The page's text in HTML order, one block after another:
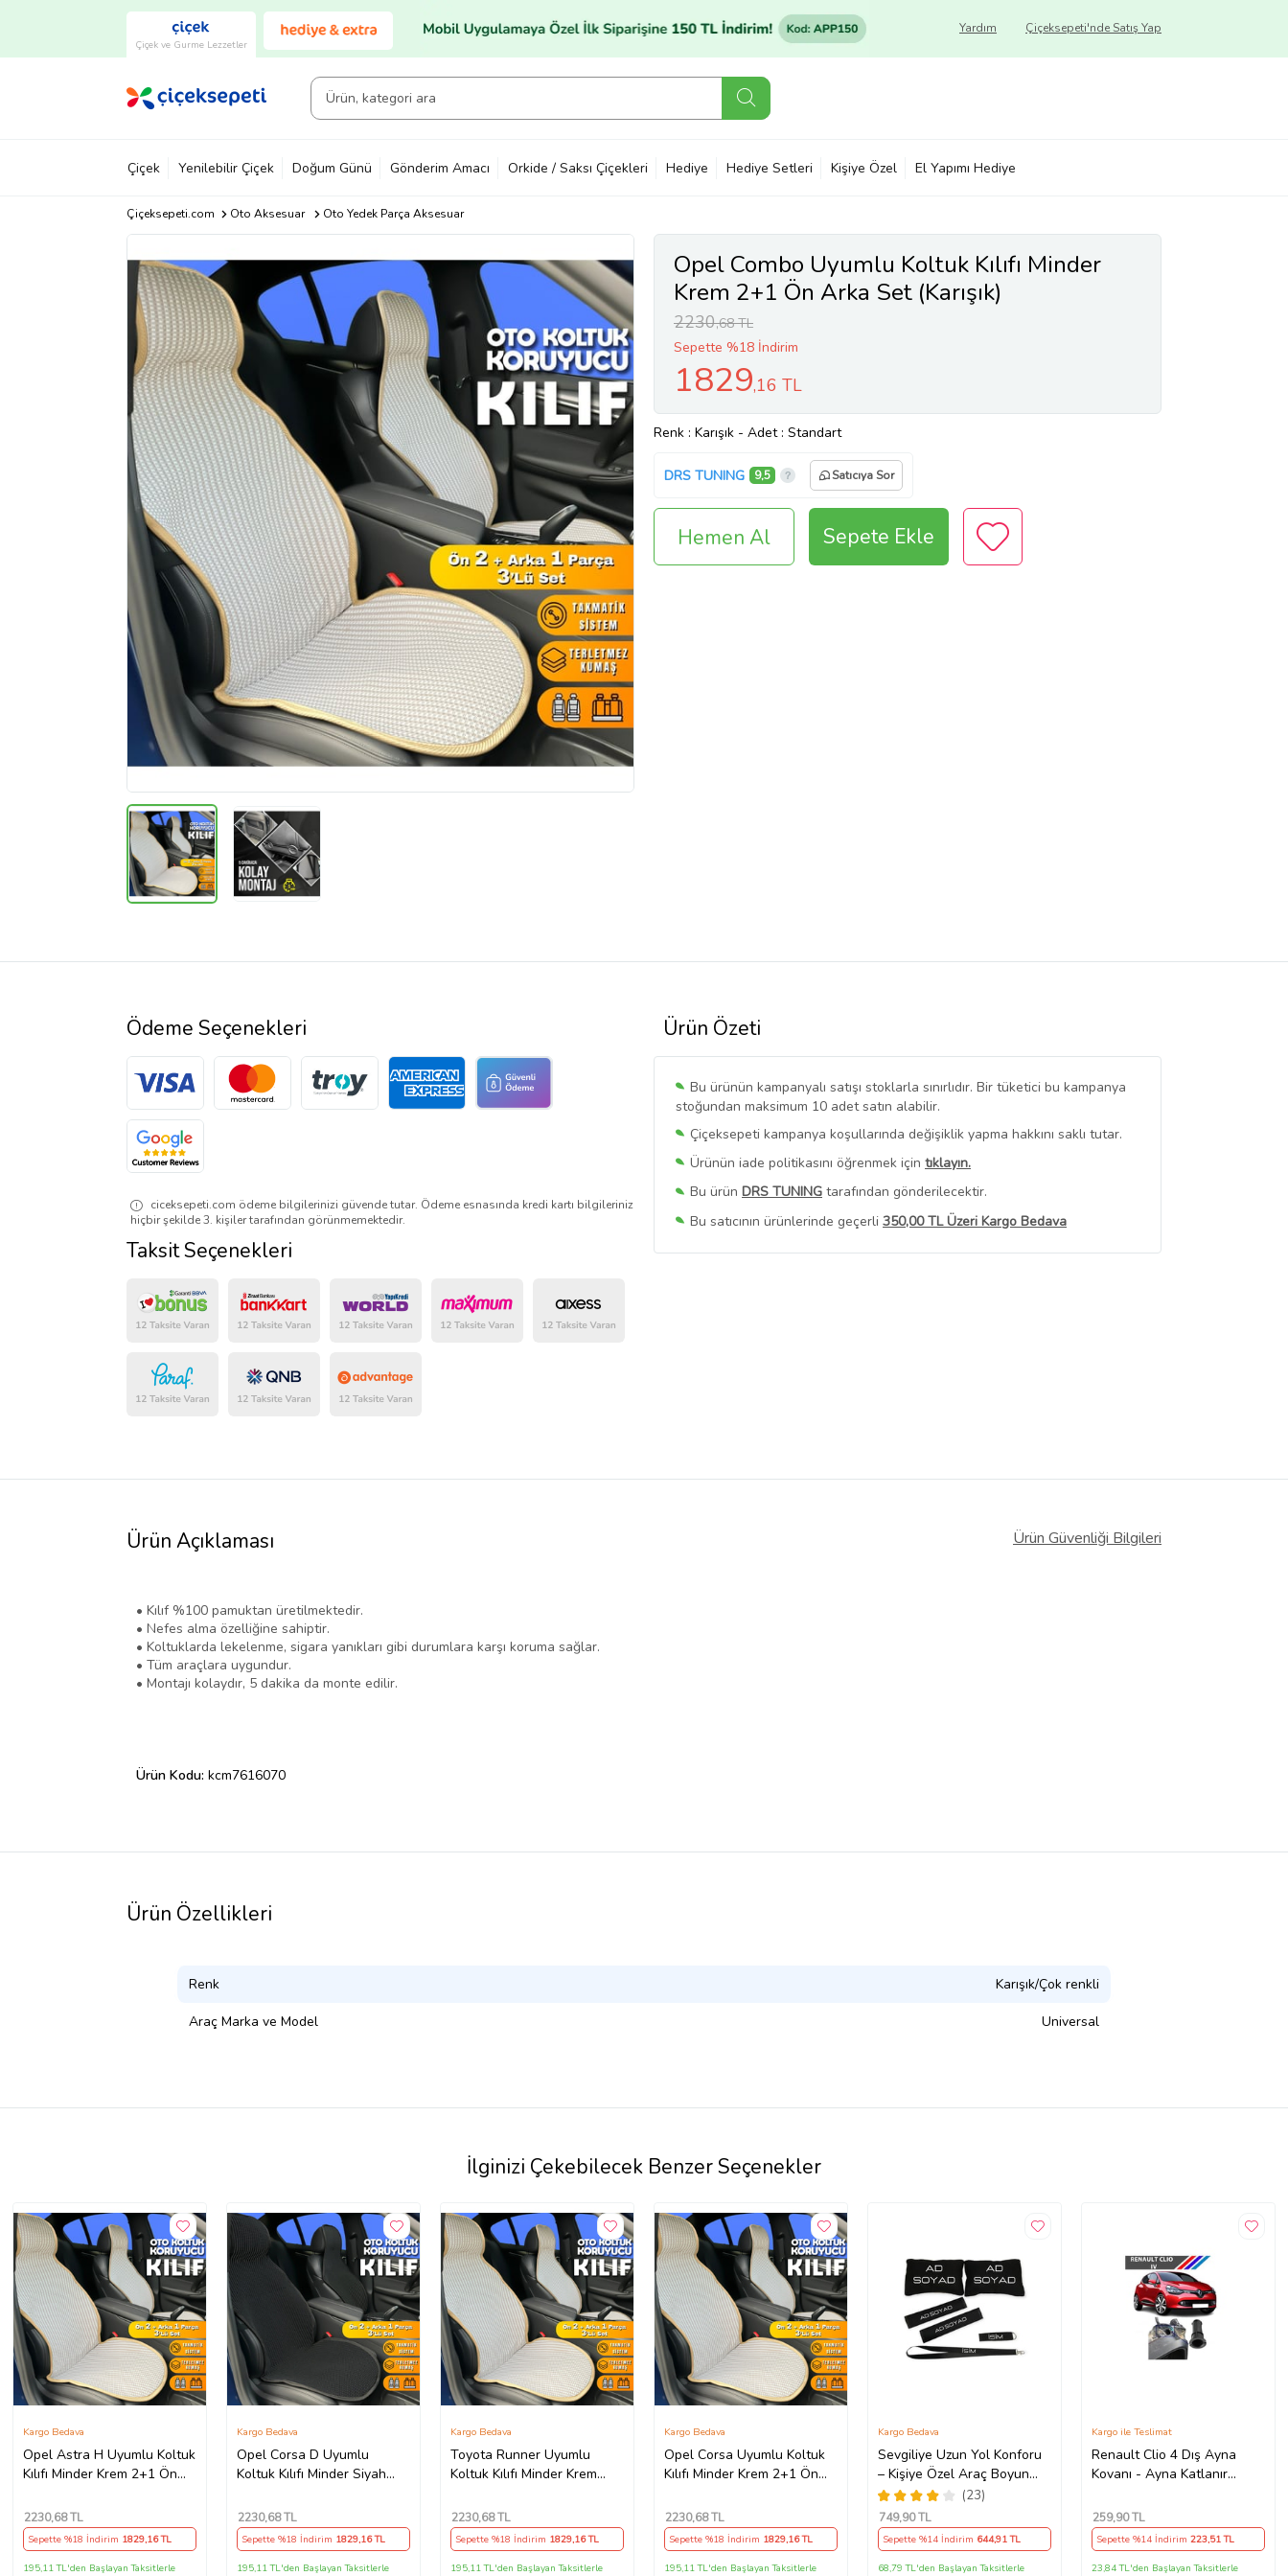
Çiçek ve Gurme Lezzetler
Çiçeksepeti'nde Satış Yap
Yardım
Çiçek Yenilebilir Çiçek Doğum Günü Gönderim Amacı Orkide / Saksı Çiçekleri Hediye Hediye Setleri Kişiye Özel El Yapımı Hediye
Çiçeksepeti.com Oto Aksesuar Oto Yedek Parça Aksesuar
Opel Combo Uyumlu Koltuk Kılıfı Minder
Krem 2+1 Ön Arka Set (Karışık)
2230,68 TL
Sepette %18 İndirim
1829,16 TL
Renk : Karışık - Adet : Standart
DRS TUNING 9,5 Satıcıya Sor
Hemen Al Sepete Ekle
Ürün Özeti
Bu ürünün kampanyalı satışı stoklarla sınırlıdır. Bir tüketici bu kampanya
stoğundan maksimum 10 adet satın alabilir.
Çiçeksepeti kampanya koşullarında değişiklik yapma hakkını saklı tutar.
Ürünün iade politikasını öğrenmek için tıklayın.
Bu ürün DRS TUNING tarafından gönderilecektir.
Bu satıcının ürünlerinde geçerli 350,00 TL Üzeri Kargo Bedava
Bu SatıcınınTüm Ürünlerini Görüntüle
Ödeme Seçenekleri
ciceksepeti.com ödeme bilgilerinizi güvende tutar. Ödeme esnasında kredi kartı bilgileriniz
hiçbir şekilde 3. kişiler tarafından görünmemektedir.
Taksit Seçenekleri
Ürün Açıklaması Ürün Güvenliği Bilgileri
• Kılıf %100 pamuktan üretilmektedir.
• Nefes alma özelliğine sahiptir.
• Koltuklarda lekelenme, sigara yanıkları gibi durumlara karşı koruma sağlar.
• Tüm araçlara uygundur.
• Montajı kolaydır, 5 dakika da monte edilir.
Ürün Kodu: kcm7616070
Ürün Özellikleri
Renk Karışık/Çok renkli
Araç Marka ve Model Universal
İlginizi Çekebilecek Benzer Seçenekler
Opel Astra H Uyumlu Koltuk
Kılıfı Minder Krem 2+1 Ön
Kargo Bedava
2230,68 TL
Sepette %18 İndirim 1829,16 TL
195,11 TL'den Başlayan Taksitlerle
Opel Corsa D Uyumlu
Koltuk Kılıfı Minder Siyah
Kargo Bedava
2230,68 TL
Sepette %18 İndirim 1829,16 TL
195,11 TL'den Başlayan Taksitlerle
Toyota Runner Uyumlu
Koltuk Kılıfı Minder Krem
Kargo Bedava
2230,68 TL
Sepette %18 İndirim 1829,16 TL
195,11 TL'den Başlayan Taksitlerle
Opel Corsa Uyumlu Koltuk
Kılıfı Minder Krem 2+1 Ön
Kargo Bedava
2230,68 TL
Sepette %18 İndirim 1829,16 TL
195,11 TL'den Başlayan Taksitlerle
Sevgiliye Uzun Yol Konforu
– Kişiye Özel Araç Boyun
Yastığı & Kemer Pedi Hediye
Seti
(23)
Kargo Bedava
749,90 TL
Sepette %14 İndirim 644,91 TL
68,79 TL'den Başlayan Taksitlerle
Renault Clio 4 Dış Ayna
Kovanı - Ayna Katlanır
490307706 M3625
Kargo ile Teslimat
259,90 TL
Sepette %14 İndirim223,51 TL
23,84 TL'den Başlayan Taksitlerle